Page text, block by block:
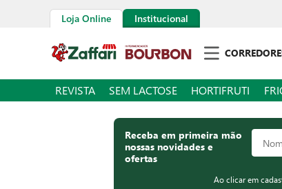
Loja Online Institucional
REVISTA SEM LACTOSE HORTIFRUTI
Receba em primeira mão
nossas novidades e
ofertas
Ao clicar em